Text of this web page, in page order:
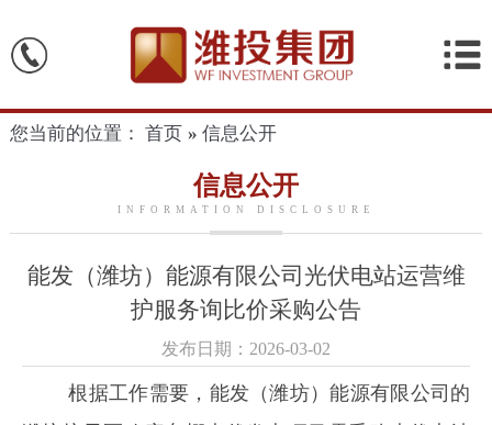
您当前的位置： 首页 信息公开
信息公开
INFORMATION DISCLOSURE
能发（潍坊）能源有限公司光伏电站运营维
护服务询比价采购公告
发布日期：2026-03-02
根据工作需要，能发（潍坊）能源有限公司的